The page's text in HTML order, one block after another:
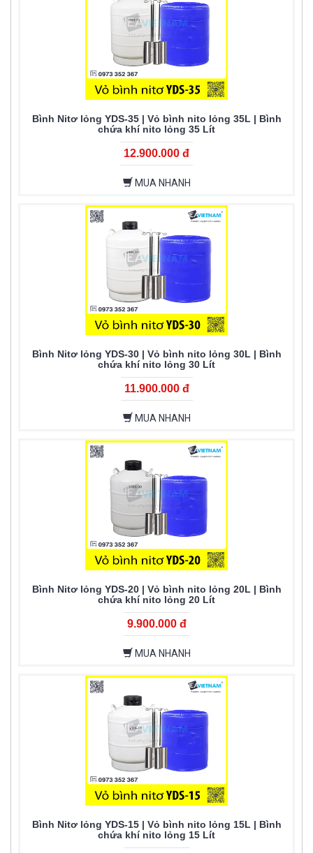
Bình Nitơ lỏng YDS-35 | Vỏ bình nito lỏng 35L | Bình
chứa khí nito lỏng 35 Lít
12.900.000 đ
MUA NHANH
Bình Nitơ lỏng YDS-30 | Vỏ bình nito lỏng 30L | Bình
chứa khí nito lỏng 30 Lít
11.900.000 đ
MUA NHANH
Bình Nitơ lỏng YDS-20 | Vỏ bình nito lỏng 20L | Bình
chứa khí nito lỏng 20 Lít
9.900.000 đ
MUA NHANH
Bình Nitơ lỏng YDS-15 | Vỏ bình nito lỏng 15L | Bình
chứa khí nito lỏng 15 Lít